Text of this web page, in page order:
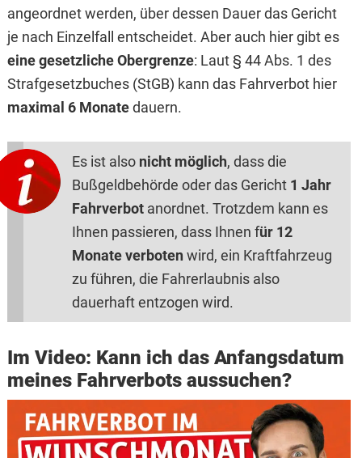
angeordnet werden, über dessen Dauer das Gericht
je nach Einzelfall entscheidet. Aber auch hier gibt es
eine gesetzliche Obergrenze: Laut § 44 Abs. 1 des
Strafgesetzbuches (StGB) kann das Fahrverbot hier
maximal 6 Monatedauern.
Es ist also nicht möglich, dass die
Bußgeldbehörde oder das Gericht 1 Jahr
Fahrverbotanordnet. Trotzdem kann es
Ihnen passieren, dass Ihnen für 12
Monate verboten wird, ein Kraftfahrzeug
zu führen, die Fahrerlaubnis also
dauerhaft entzogen wird.
Im Video: Kann ich das Anfangsdatum
meines Fahrverbots aussuchen?